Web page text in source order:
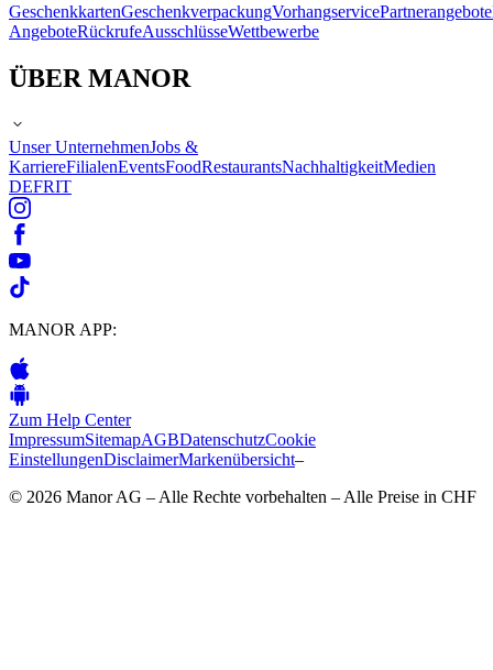
GeschenkkartenGeschenkverpackungVorhangservicePartnerangebote
AngeboteRückrufeAusschlüsseWettbewerbe
ÜBER MANOR
Unser UnternehmenJobs &
KarriereFilialenEventsFoodRestaurantsNachhaltigkeitMedien
DEFRIT
MANOR APP:
Zum Help Center
ImpressumSitemapAGBDatenschutzCookie
EinstellungenDisclaimerMarkenübersicht–
© 2026 Manor AG – Alle Rechte vorbehalten – Alle Preise in CHF